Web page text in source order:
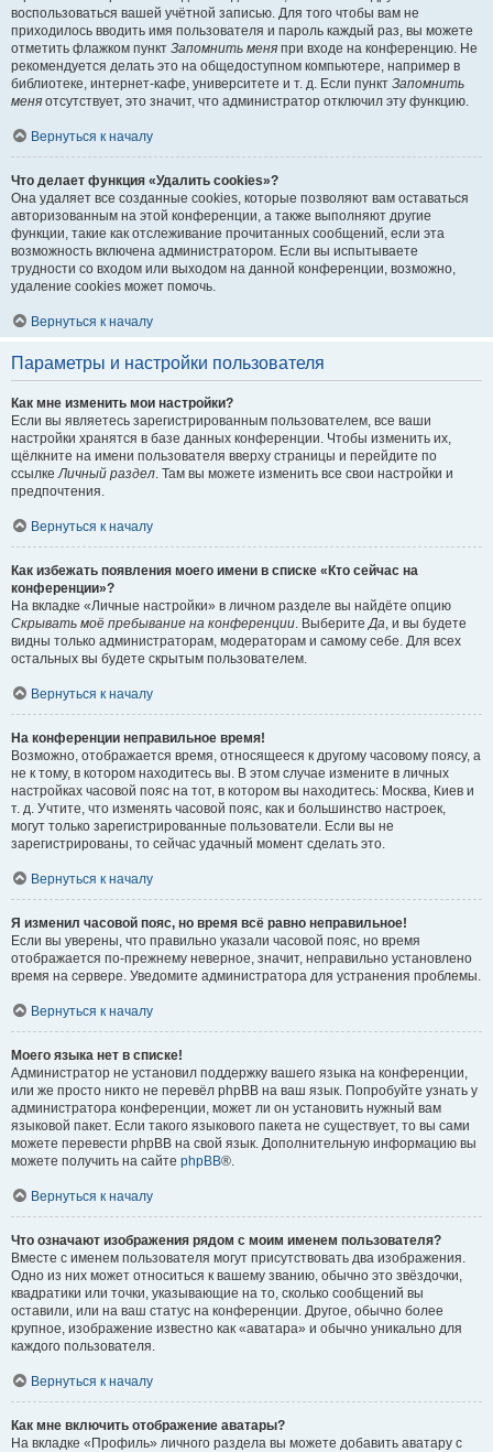
воспользоваться вашей учётной записью. Для того чтобы вам не
приходилось вводить имя пользователя и пароль каждый раз, вы можете
отметить флажком пункт Запомнить меня при входе на конференцию. Не
рекомендуется делать это на общедоступном компьютере, например в
библиотеке, интернет-кафе, университете и т. д. Если пункт Запомнить
меня отсутствует, это значит, что администратор отключил эту функцию.
Вернуться к началу
Что делает функция «Удалить cookies»?
Она удаляет все созданные cookies, которые позволяют вам оставаться
авторизованным на этой конференции, а также выполняют другие
функции, такие как отслеживание прочитанных сообщений, если эта
возможность включена администратором. Если вы испытываете
трудности со входом или выходом на данной конференции, возможно,
удаление cookies может помочь.
Вернуться к началу
Параметры и настройки пользователя
Как мне изменить мои настройки?
Если вы являетесь зарегистрированным пользователем, все ваши
настройки хранятся в базе данных конференции. Чтобы изменить их,
щёлкните на имени пользователя вверху страницы и перейдите по
ссылкеЛичный раздел. Там вы можете изменить все свои настройки и
предпочтения.
Вернуться к началу
Как избежать появления моего имени в списке «Кто сейчас на
конференции»?
На вкладке «Личные настройки» в личном разделе вы найдёте опцию
Скрывать моё пребывание на конференции. ВыберитеДа, и вы будете
видны только администраторам, модераторам и самому себе. Для всех
остальных вы будете скрытым пользователем.
Вернуться к началу
На конференции неправильное время!
Возможно, отображается время, относящееся к другому часовому поясу, а
не к тому, в котором находитесь вы. В этом случае измените в личных
настройках часовой пояс на тот, в котором вы находитесь: Москва, Киев и
т. д. Учтите, что изменять часовой пояс, как и большинство настроек,
могут только зарегистрированные пользователи. Если вы не
зарегистрированы, то сейчас удачный момент сделать это.
Вернуться к началу
Я изменил часовой пояс, но время всё равно неправильное!
Если вы уверены, что правильно указали часовой пояс, но время
отображается по-прежнему неверное, значит, неправильно установлено
время на сервере. Уведомите администратора для устранения проблемы.
Вернуться к началу
Моего языка нет в списке!
Администратор не установил поддержку вашего языка на конференции,
или же просто никто не перевёл phpBB на ваш язык. Попробуйте узнать у
администратора конференции, может ли он установить нужный вам
языковой пакет. Если такого языкового пакета не существует, то вы сами
можете перевести phpBB на свой язык. Дополнительную информацию вы
можете получить на сайте phpBB®.
Вернуться к началу
Что означают изображения рядом с моим именем пользователя?
Вместе с именем пользователя могут присутствовать два изображения.
Одно из них может относиться к вашему званию, обычно это звёздочки,
квадратики или точки, указывающие на то, сколько сообщений вы
оставили, или на ваш статус на конференции. Другое, обычно более
крупное, изображение известно как «аватара» и обычно уникально для
каждого пользователя.
Вернуться к началу
Как мне включить отображение аватары?
На вкладке «Профиль» личного раздела вы можете добавить аватару с